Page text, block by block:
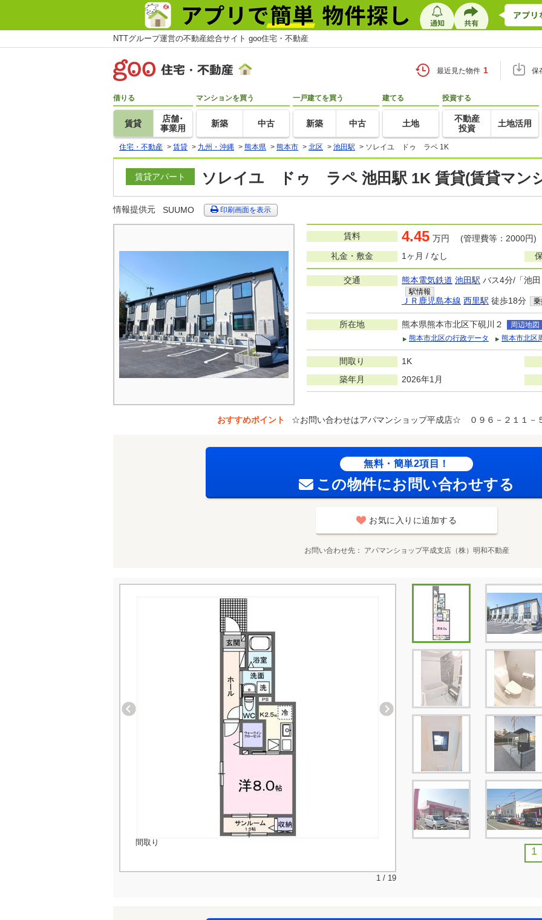
NTTグループ運営の不動産総合サイト goo住宅・不動産
最近見た物件 1 保
借りる
賃貸
店舗･
事業用
マンションを買う
新築 中古
一戸建てを買う
新築 中古
建てる
土地
投資する
不動産
投資
土地活用
住宅・不動産 > 賃貸 > 九州・沖縄 > 熊本県 > 熊本市 > 北区 > 池田駅 > ソレイユ ドゥ ラペ 1K
賃貸アパート ソレイユ ドゥ ラペ 池田駅 1K 賃貸(賃貸マン
情報提供元 SUUMO 印刷画面を表示
賃料 4.45 万円 (管理費等：2000円)
礼金・敷金
1ヶ月 / なし
交通 熊本電気鉄道 池田駅 バス4分/「池
駅情報
ＪＲ鹿児島本線 西里駅 徒歩18分 乗
所在地 熊本県熊本市北区下硯川２
周辺地図
熊本市北区の行政データ
熊本市北区
間取り 1K
築年月 2026年1月
おすすめポイント ☆お問い合わせはアパマンショップ平成店☆ ０９６－２１１－
無料・簡単2項目！
この物件にお問い合わせする
お気に入りに追加する
お問い合わせ先 アパマンショップ平成支店（株）明和不動産
間取り
1 / 19
1